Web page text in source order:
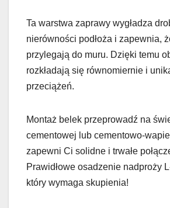
Ta warstwa zaprawy wygładza
nierówności podłoża i zapewnia,
przylegają do muru. Dzięki temu
rozkładają się równomiernie i
przeciążeń.
Montaż belek przeprowadź na
cementowej lub cementowo-
zapewni Ci solidne i trwałe
Prawidłowe osadzenie nadproży
który wymaga skupienia!